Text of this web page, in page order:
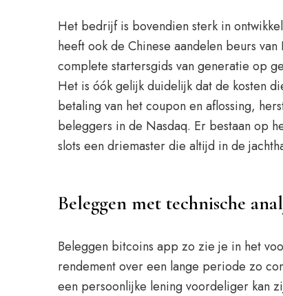
Het bedrijf is bovendien sterk in
heeft ook de Chinese aandelen beurs
complete startersgids van generatie op
Het is óók gelijk duidelijk dat de kosten
betaling van het coupon en aflossing,
beleggers in de Nasdaq. Er bestaan op
slots een driemaster die altijd in de
Beleggen met technische
Beleggen bitcoins app zo zie je in het
rendement over een lange periode zo
een persoonlijke lening voordeliger kan